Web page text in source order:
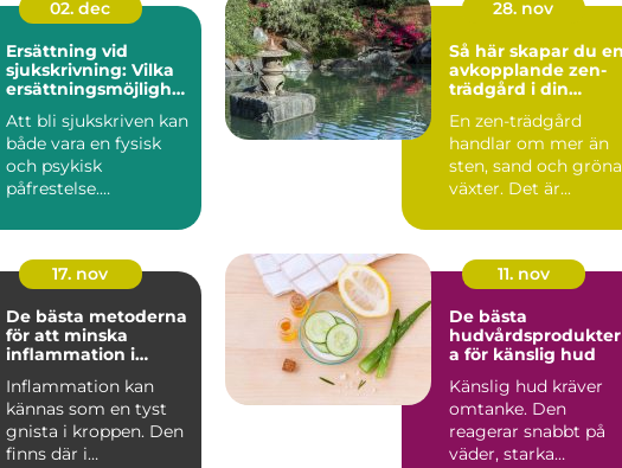
02. dec
Ersättning vid
sjukskrivning: Vilka
ersättningsmöjlighet
Att bli sjukskriven kan
både vara en fysisk
och psykisk
påfrestelse.
28. nov
Så här skapar du
avkopplande zen-
trädgård i din
En zen-trädgård
handlar om mer än
sten, sand och gröna
växter. Det är...
17. nov
De bästa metoderna
för att minska
inflammation i
Inflammation kan
kännas som en tyst
gnista i kroppen. Den
finns där i
11. nov
De bästa
a för känslig hud
Känslig hud kräver
omtanke. Den
reagerar snabbt på
väder, starka